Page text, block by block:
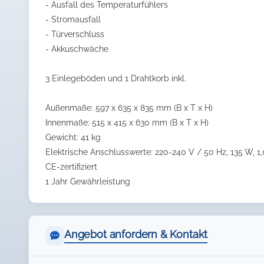
- Ausfall des Temperaturfühlers
- Stromausfall
- Türverschluss
- Akkuschwäche
3 Einlegeböden und 1 Drahtkorb inkl.
Außenmaße: 597 x 635 x 835 mm (B x T x H)
Innenmaße: 515 x 415 x 630 mm (B x T x H)
Gewicht: 41 kg
Elektrische Anschlusswerte: 220-240 V / 50 Hz, 135 W,
CE-zertifiziert
1 Jahr Gewährleistung
Angebot anfordern & Kontakt